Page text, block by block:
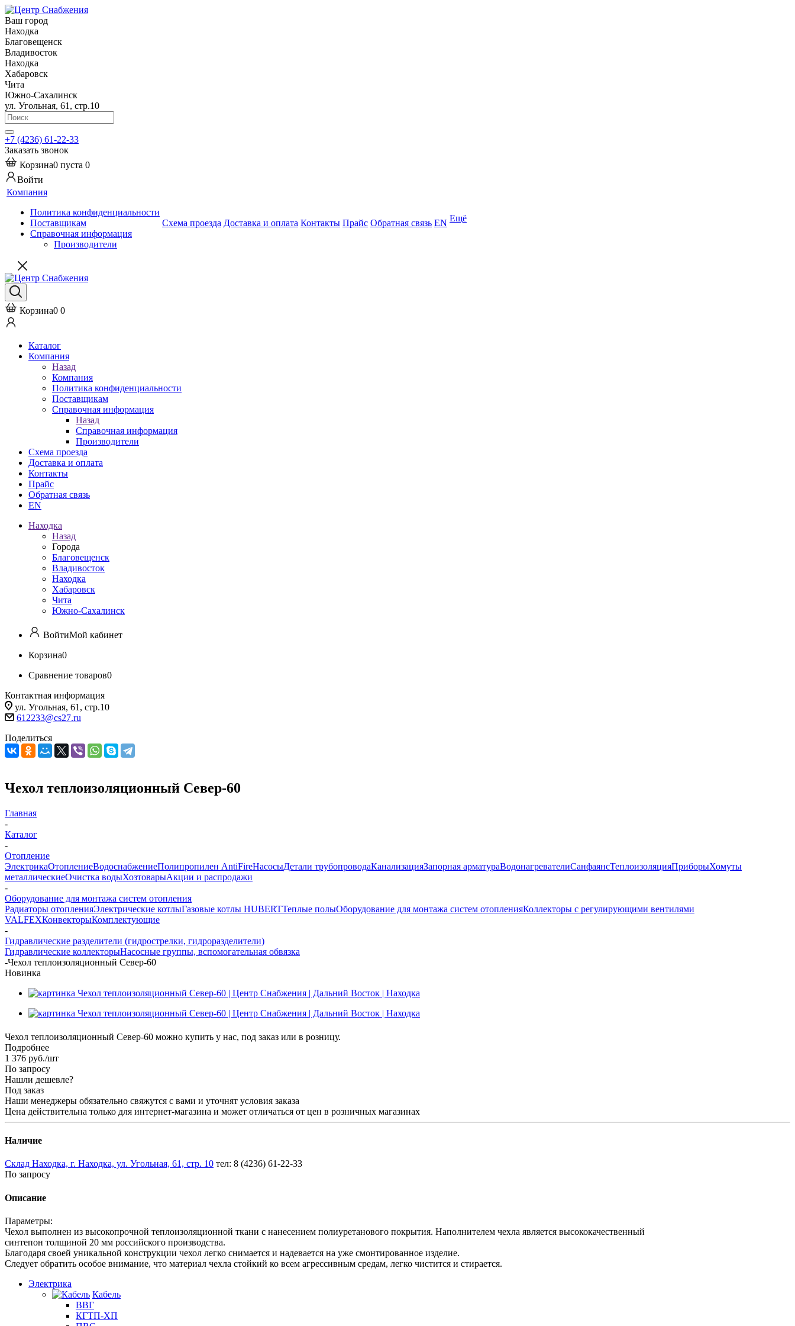
Ваш город
Находка
Благовещенск
Владивосток
Находка
Хабаровск
Чита
Южно-Сахалинск
ул. Угольная, 61, стр.10
+7 (4236) 61-22-33
Заказать звонок
Корзина0 пуста 0
Войти
Компания
Политика конфиденциальности
Поставщикам
Справочная информация
Производители
Схема проезда Доставка и оплата Контакты Прайс Обратная связь EN Ещё
Корзина0 0
Каталог
Компания
Назад
Компания
Политика конфиденциальности
Поставщикам
Справочная информация
Назад
Справочная информация
Производители
Схема проезда
Доставка и оплата
Контакты
Прайс
Обратная связь
EN
Находка
Назад
Города
Благовещенск
Владивосток
Находка
Хабаровск
Чита
Южно-Сахалинск
ВойтиМой кабинет
Корзина0
Сравнение товаров0
Контактная информация
ул. Угольная, 61, стр.10
612233@cs27.ru
Поделиться
Чехол теплоизоляционный Север-60
Главная
-
Каталог
-
Отопление
ЭлектрикаОтоплениеВодоснабжениеПолипропилен AntiFireНасосыДетали трубопроводаКанализацияЗапорная арматураВодонагревателиСанфаянсТеплоизоляцияПриборыХомуты
металлическиеОчистка водыХозтоварыАкции и распродажи
-
Оборудование для монтажа систем отопления
Радиаторы отопленияЭлектрические котлыГазовые котлы HUBERTТеплые полыОборудование для монтажа систем отопленияКоллекторы с регулирующими вентилями
VALFEXКонвекторыКомплектующие
-
Гидравлические разделители (гидрострелки, гидроразделители)
Гидравлические коллекторыНасосные группы, вспомогательная обвязка
-Чехол теплоизоляционный Север-60
Новинка
Чехол теплоизоляционный Север-60 можно купить у нас, под заказ или в розницу.
Подробнее
1 376 руб./шт
По запросу
Нашли дешевле?
Под заказ
Наши менеджеры обязательно свяжутся с вами и уточнят условия заказа
Цена действительна только для интернет-магазина и может отличаться от цен в розничных магазинах
Наличие
Склад Находка, г. Находка, ул. Угольная, 61, стр. 10 тел: 8 (4236) 61-22-33
По запросу
Описание
Параметры:
Чехол выполнен из высокопрочной теплоизоляционной ткани с нанесением полиуретанового покрытия. Наполнителем чехла является высококачественный
синтепон толщиной 20 мм российского производства.
Благодаря своей уникальной конструкции чехол легко снимается и надевается на уже смонтированное изделие.
Следует обратить особое внимание, что материал чехла стойкий ко всем агрессивным средам, легко чистится и стирается.
Электрика
Кабель
ВВГ
КГТП-ХП